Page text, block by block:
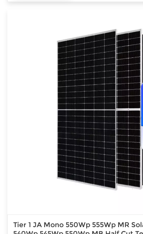
Tier 1 JA Mono 550Wp 555Wp MR